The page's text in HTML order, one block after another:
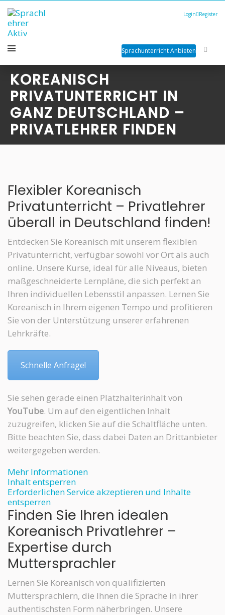
Login Register
Sprachunterricht Anbieten
KOREANISCH
PRIVATUNTERRICHT IN
GANZ DEUTSCHLAND –
PRIVATLEHRER FINDEN
Flexibler Koreanisch
Privatunterricht – Privatlehrer
überall in Deutschland finden!
Entdecken Sie Koreanisch mit unserem flexiblen
Privatunterricht, verfügbar sowohl vor Ort als auch
online. Unsere Kurse, ideal für alle Niveaus, bieten
maßgeschneiderte Lernpläne, die sich perfekt an
Ihren individuellen Lebensstil anpassen. Lernen Sie
Koreanisch in Ihrem eigenen Tempo und profitieren
Sie von der Unterstützung unserer erfahrenen
Lehrkräfte.
Schnelle Anfrage!
Sie sehen gerade einen Platzhalterinhalt von
YouTube. Um auf den eigentlichen Inhalt
zuzugreifen, klicken Sie auf die Schaltfläche unten.
Bitte beachten Sie, dass dabei Daten an Drittanbieter
weitergegeben werden.
Mehr Informationen
Inhalt entsperren
Erforderlichen Service akzeptieren und Inhalte
entsperren
Finden Sie Ihren idealen
Koreanisch Privatlehrer –
Expertise durch
Muttersprachler
Lernen Sie Koreanisch von qualifizierten
Muttersprachlern, die Ihnen die Sprache in ihrer
authentischsten Form näherbringen. Unsere